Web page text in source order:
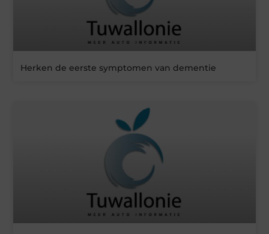
Herken de eerste symptomen van dementie